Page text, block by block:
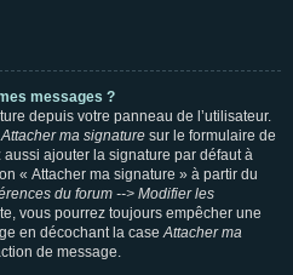
messages ?
depuis votre panneau de l’utilisateur.
Attacher ma signature sur le formulaire de
ajouter la signature par défaut à
« Attacher ma signature » à partir du
du forum --> Modifier les
vous pourrez toujours empêcher une
en décochant la caseAttacher ma
de message.